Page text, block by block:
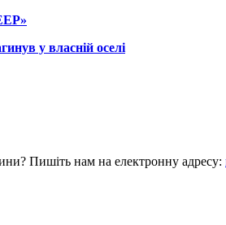
у власній оселі
Пишіть нам на електронну адресу: